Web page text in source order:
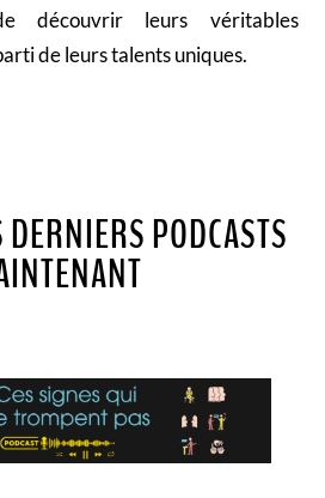
découvrir leurs véritables
de leurs talents uniques.
DERNIERS PODCASTS